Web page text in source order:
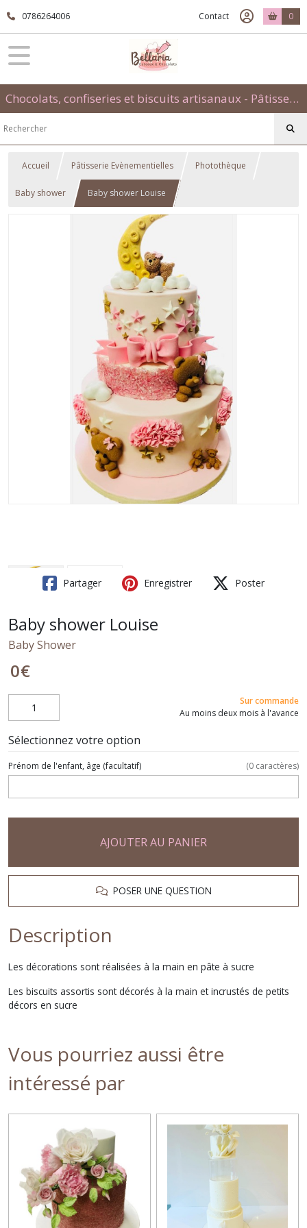
0786264006 Contact 0
Chocolats, confiseries et biscuits artisanaux - Pâtisseries évènementielles et traditionnelles
Accueil Pâtisserie Evènementielles Photothèque
Baby shower Baby shower Louise
Partager Enregistrer Poster
Baby shower Louise
Baby Shower
0€
Sur commande
Au moins deux mois à l'avance
Sélectionnez votre option
Prénom de l'enfant, âge (facultatif) (0 caractères)
AJOUTER AU PANIER
POSER UNE QUESTION
Description
Les décorations sont réalisées à la main en pâte à sucre
Les biscuits assortis sont décorés à la main et incrustés de petits
décors en sucre
Vous pourriez aussi être
intéressé par